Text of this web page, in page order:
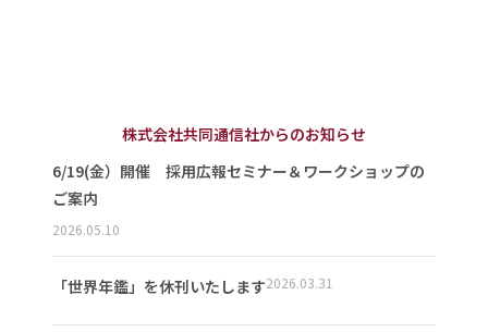
株式会社共同通信社からのお知らせ
6/19(金）開催 採用広報セミナー＆ワークショップの
ご案内
2026.05.10
「世界年鑑」を休刊いたします2026.03.31